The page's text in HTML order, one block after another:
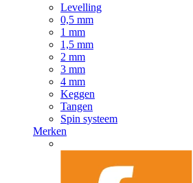
Levelling
0,5 mm
1 mm
1,5 mm
2 mm
3 mm
4 mm
Keggen
Tangen
Spin systeem
Merken